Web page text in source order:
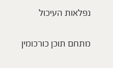
נפלאות העיכול
מתחם תוכן כורכומין